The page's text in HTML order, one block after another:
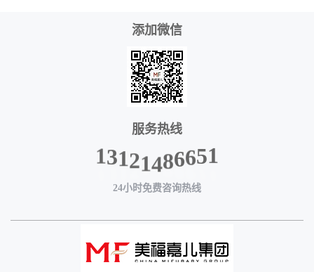
添加微信
服务热线
13121 486651
24小时免费咨询热线